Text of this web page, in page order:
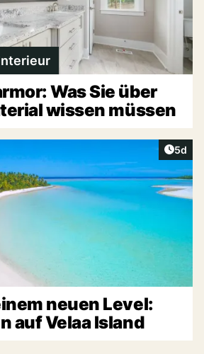
Was Sie über
wissen müssen
5d
neuen Level:
auf Velaa Island